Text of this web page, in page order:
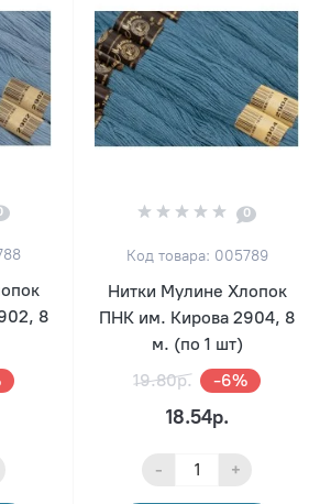
8
0
Код товара: 005789
Нитки Мулине Хлопок
ПНК им. Кирова 2904, 8
м. (по 1 шт)
19.80р.
-6%
18.54р.
- +